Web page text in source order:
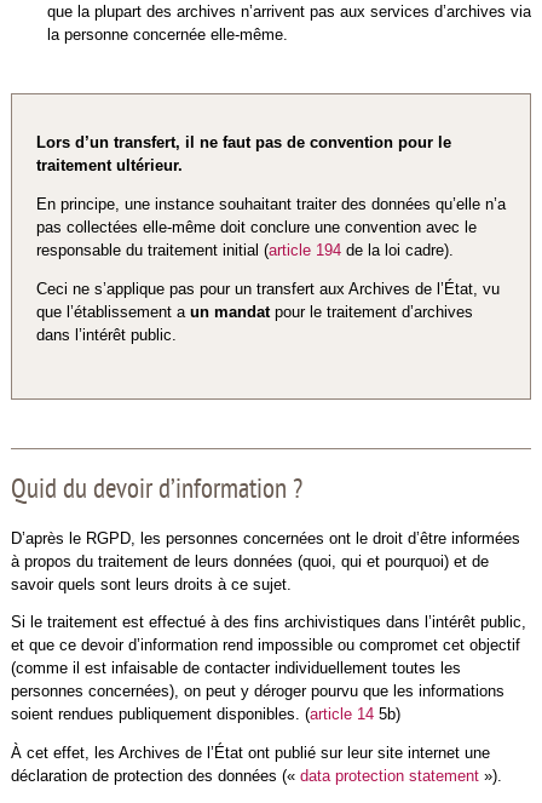
que la plupart des archives n’arrivent pas aux services d’archives via
la personne concernée elle-même.
Lors d’un transfert, il ne faut pas de convention pour le
traitement ultérieur.
En principe, une instance souhaitant traiter des données qu’elle n’a
pas collectées elle-même doit conclure une convention avec le
responsable du traitement initial (article 194de la loi cadre).
Ceci ne s’applique pas pour un transfert aux Archives de l’État, vu
que l’établissement a un mandatpour le traitement d’archives
dans l’intérêt public.
Quid du devoir d’information ?
D’après le RGPD, les personnes concernées ont le droit d’être informées
à propos du traitement de leurs données (quoi, qui et pourquoi) et de
savoir quels sont leurs droits à ce sujet.
Si le traitement est effectué à des fins archivistiques dans l’intérêt public,
et que ce devoir d’information rend impossible ou compromet cet objectif
(comme il est infaisable de contacter individuellement toutes les
personnes concernées), on peut y déroger pourvu que les informations
soient rendues publiquement disponibles. (article 145b)
À cet effet, les Archives de l’État ont publié sur leur site internet une
déclaration de protection des données (« data protection statement»).